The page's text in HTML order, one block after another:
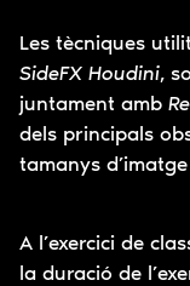
Les tècniques
SideFX Houdini,
juntament amb
dels principals
tamanys
A l’exercici de
la duració de